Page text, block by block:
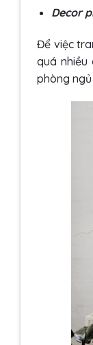
Decor
Để việc
quá
phòng